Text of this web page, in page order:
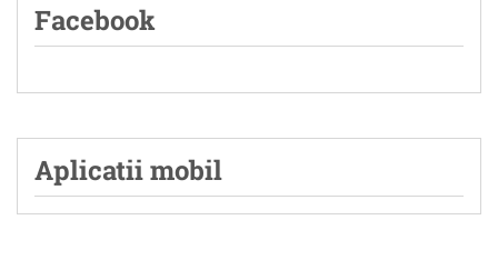
Facebook
Aplicatii mobil